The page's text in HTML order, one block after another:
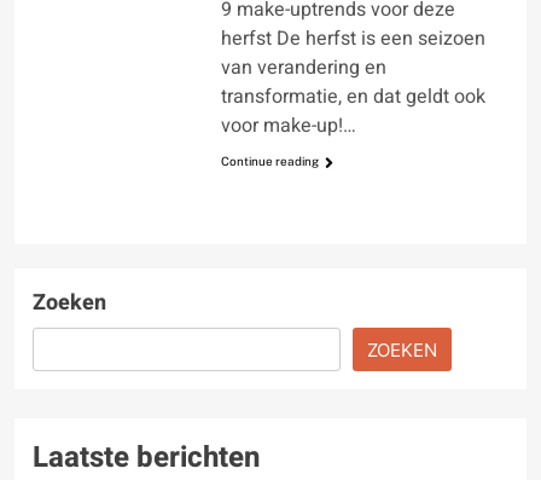
9 make-uptrends voor deze
herfst De herfst is een seizoen
van verandering en
transformatie, en dat geldt ook
voor make-up!…
Continue reading
Zoeken
ZOEKEN
Laatste berichten